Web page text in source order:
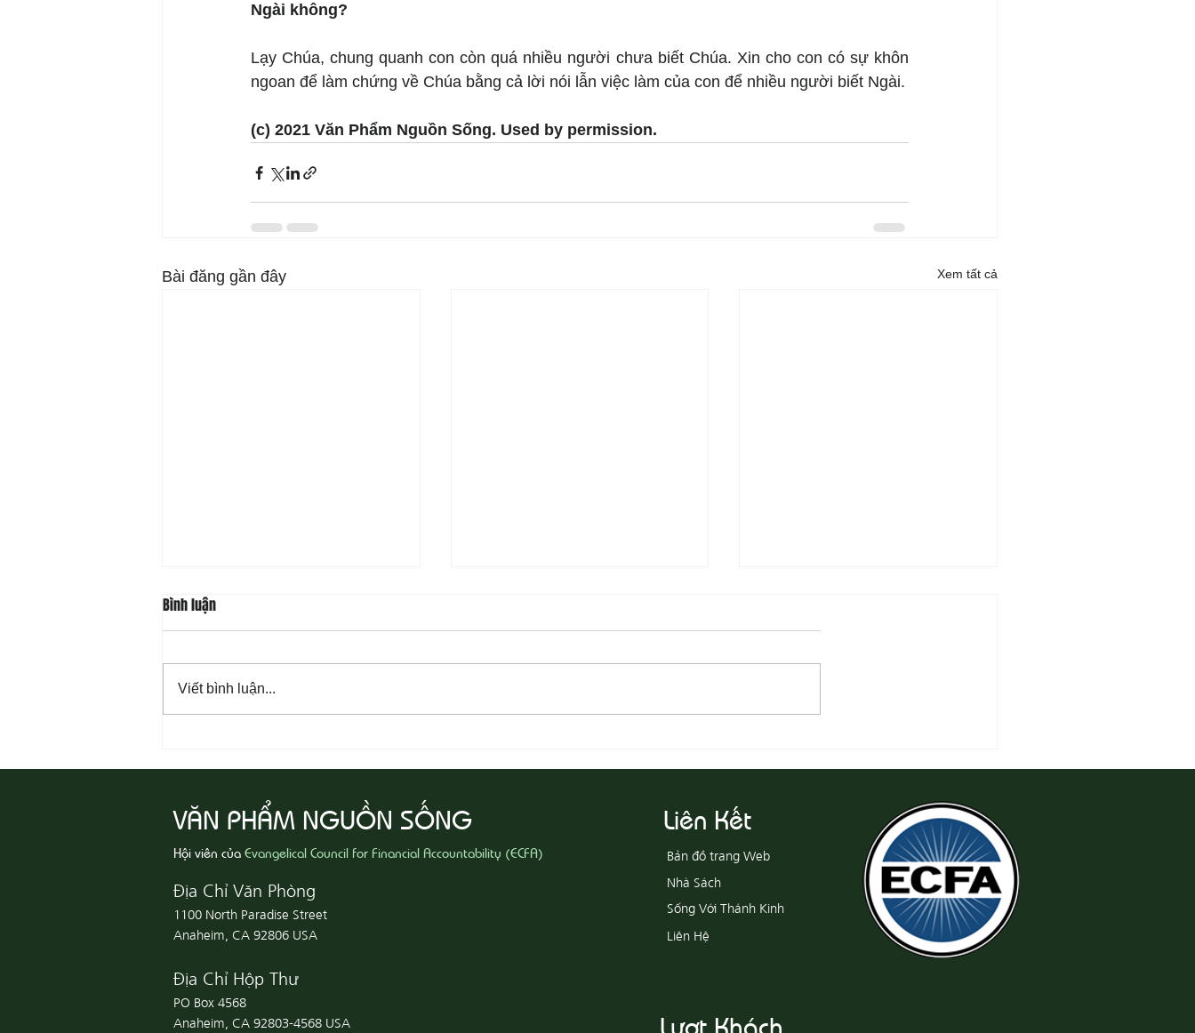
Ngài không?
Lạy Chúa, chung quanh con còn quá nhiều người chưa biết Chúa. Xin cho con có sự khôn
ngoan để làm chứng về Chúa bằng cả lời nói lẫn việc làm của con để nhiều người biết Ngài.
(c) 2021 Văn Phẩm Nguồn Sống. Used by permission.
Bài đăng gần đây Xem tất cả
08-07 Nhân Từ Và Chân Thật
Khổ
Bình luận
Viết bình luận...
VĂN PHẨM NGUỒN SỐNG
Hội viên củaEvangelical Council for Financial Accountability (ECFA)
Địa Chỉ Văn Phòng
1100 North Paradise Street
Anaheim, CA 92806 USA
Địa Chỉ Hộp Thư
PO Box 4568
Anaheim, CA 92803-4568 USA
Liên Kết
Bản đồ trang Web
Nhà Sách
Sống Với Thánh Kinh
Liên Hệ
Lượt Khách